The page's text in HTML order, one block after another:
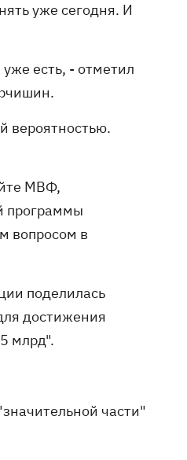
уже сегодня. И
есть, - отметил
вероятностью.
МВФ,
программы
вопросом в
поделилась
достижения
млрд".
части"